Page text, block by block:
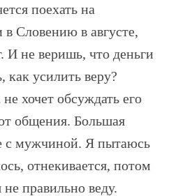
поехать на
Словению в августе,
И не веришь, что деньги
как усилить веру?
хочет обсуждать его
общения. Большая
с мужчиной. Я пытаюсь
отнекивается, потом
не правильно веду.